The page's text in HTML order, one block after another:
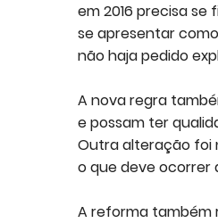
em 2016 precisa
se apresentar
não haja pedido
A nova regra
e possam ter
Outra alteração foi
o que deve ocorrer
A reforma também